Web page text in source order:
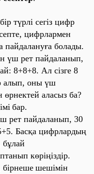
түрлі сегіз цифр
цифрлармен
пайдалануға болады.
үш рет пайдаланып,
8+8+8. Ал сізге 8
алып, оны үш
аласыз ба?
бар.
рет пайдаланып, 30
Басқа цифрлардың
бұлай
көріңіздір.
бірнеше шешімін